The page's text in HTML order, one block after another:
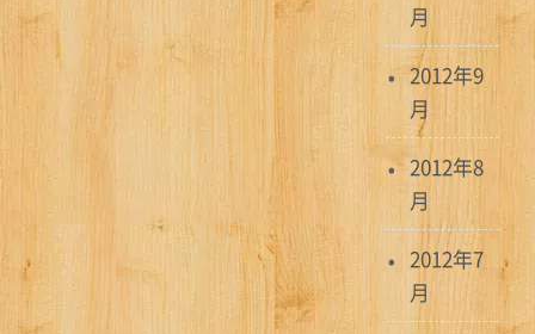
月
2012年9
月
2012年8
月
2012年7
月